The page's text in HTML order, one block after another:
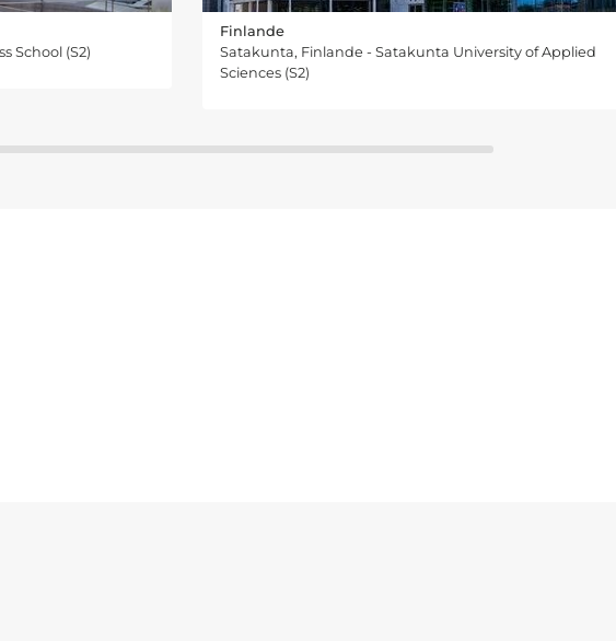
School (S2)
Finlande
Satakunta, Finlande - Satakunta University of Applied
Sciences (S2)